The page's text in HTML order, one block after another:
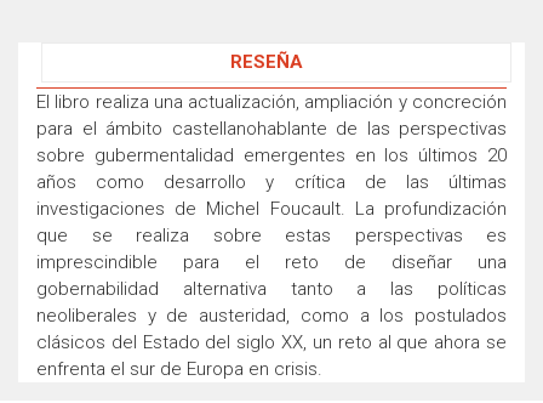
RESEÑA
El libro realiza una actualización, ampliación y concreción
para el ámbito castellanohablante de las perspectivas
sobre gubermentalidad emergentes en los últimos 20
años como desarrollo y crítica de las últimas
investigaciones de Michel Foucault. La profundización
que se realiza sobre estas perspectivas es
imprescindible para el reto de diseñar una
gobernabilidad alternativa tanto a las políticas
neoliberales y de austeridad, como a los postulados
clásicos del Estado del siglo XX, un reto al que ahora se
enfrenta el sur de Europa en crisis.